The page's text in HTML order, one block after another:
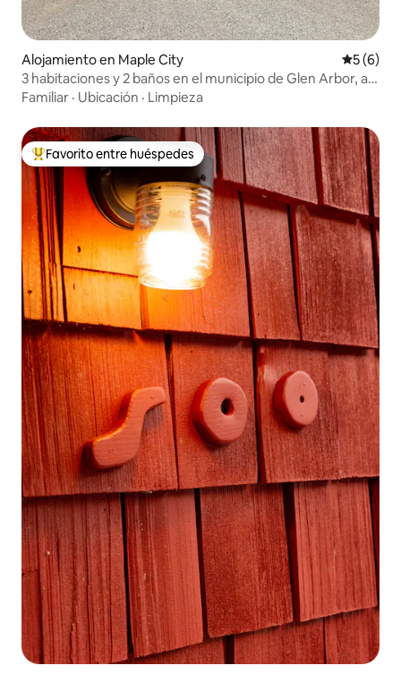
Alojamiento en Maple City
5 (6)
3 habitaciones y 2 baños en el municipio de Glen Arbor, a
poca distancia a pie de Glen Lake
Familiar · Ubicación · Limpieza
Favorito entre huéspedes preferido
Favorito entre huéspedes